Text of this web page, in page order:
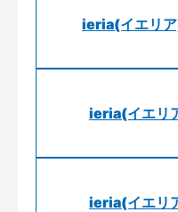
ieria(イエリア
ieria(イエリ
ieria(イエリ